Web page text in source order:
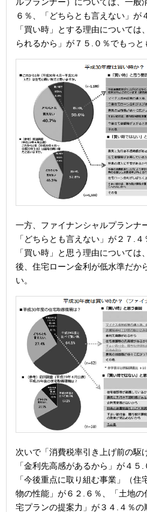
ルプランナー）については、一般
６％、「どちらとも言えない」が
「買い時」とする理由について
られるから」が７５.０％でもっと
一方、ファイナンシャルプランナ
「どちらとも言えない」が２７.４
「買い時」と思う理由について
後、住宅ローン金利が低水準だか
い。
次いで「消費税率引き上げ前の駆
「金利先高感があるから」が４５.
「今後重点に取り組む事業」（
物の性能」が６２.６％、「土地
宅プランの提案力」が３４.４％の